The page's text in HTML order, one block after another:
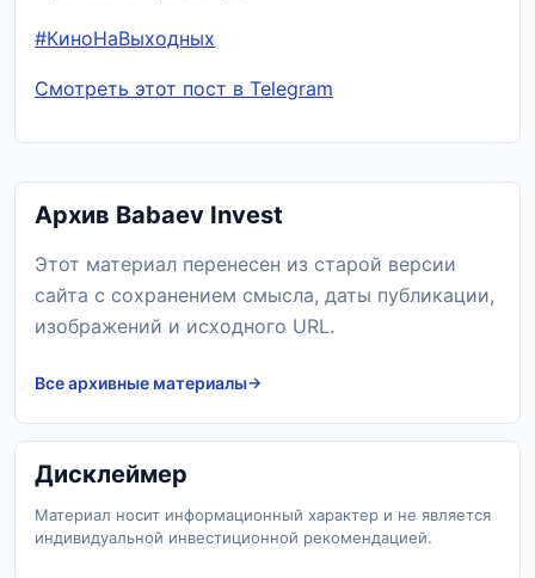
#КиноНаВыходных
Смотреть этот пост в Telegram
Архив Babaev Invest
Этот материал перенесен из старой версии
сайта с сохранением смысла, даты публикации,
изображений и исходного URL.
Все архивные материалы
Дисклеймер
Материал носит информационный характер и не является
индивидуальной инвестиционной рекомендацией.